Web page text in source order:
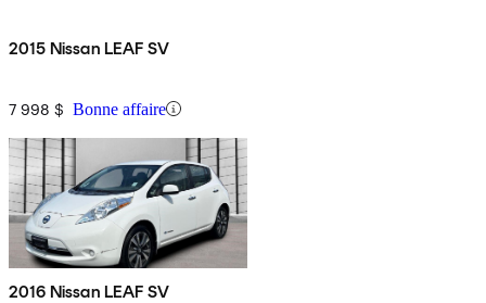
2015 Nissan LEAF SV
7 998 $ Bonne affaire
2016 Nissan LEAF SV